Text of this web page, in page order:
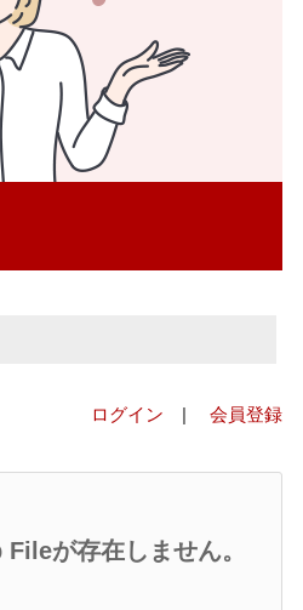
ログイン | 会員登録
が存在しません。